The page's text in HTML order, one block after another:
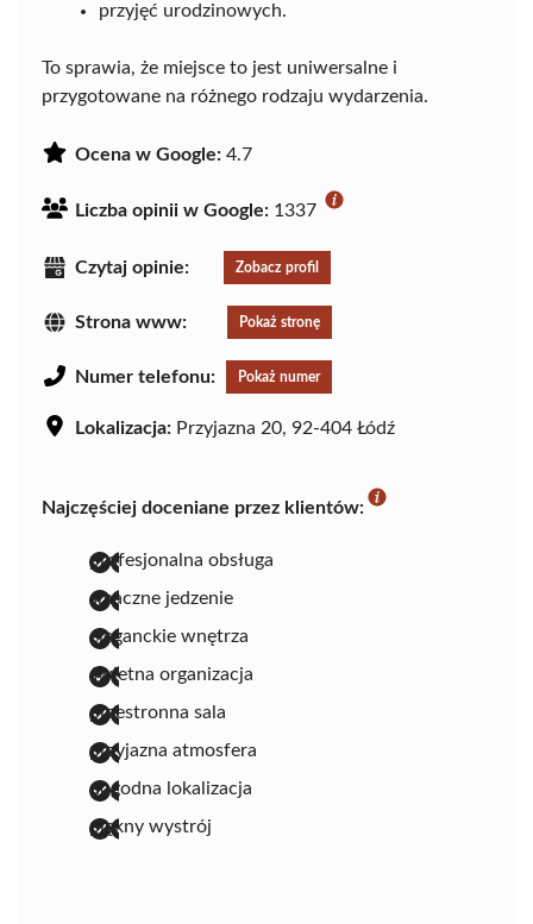
przyjęć urodzinowych.
To sprawia, że miejsce to jest uniwersalne i
przygotowane na różnego rodzaju wydarzenia.
Ocena w Google: 4.7
Liczba opinii w Google: 1337
Czytaj opinie: Zobacz profil
Strona www: Pokaż stronę
Numer telefonu: Pokaż numer
Lokalizacja: Przyjazna 20, 92-404 Łódź
Najczęściej doceniane przez klientów:
profesjonalna obsługa
smaczne jedzenie
eleganckie wnętrza
świetna organizacja
przestronna sala
przyjazna atmosfera
dogodna lokalizacja
piękny wystrój